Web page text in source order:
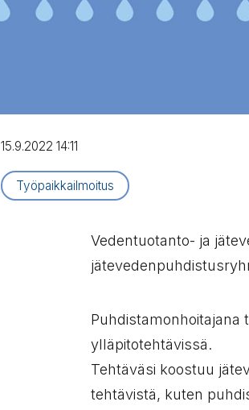
15.9.2022 14:11
Artikkelityyppi:
Työpaikkailmoitus
Vedentuotanto- ja
ylläpitotehtävissä.
Tehtäväsi koostuu
tehtävistä, kuten